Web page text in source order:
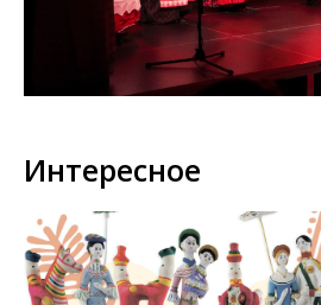
Интересное